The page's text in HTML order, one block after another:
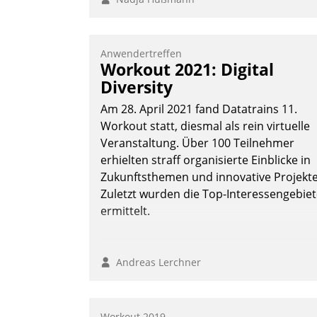
Anwendertreffen
Workout 2021: Digital
Diversity
Am 28. April 2021 fand Datatrains 11.
Workout statt, diesmal als rein virtuelle
Veranstaltung. Über 100 Teilnehmer
erhielten straff organisierte Einblicke in
Zukunftsthemen und innovative
Zuletzt wurden die Top-
ermittelt.
Andreas Lerchner